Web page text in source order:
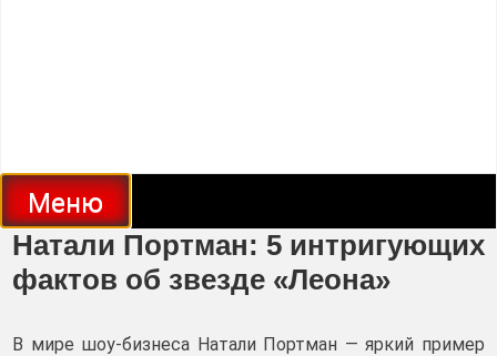
Меню
Натали Портман: 5 интригующих
фактов об звезде «Леона»
В мире шоу-бизнеса Натали Портман — яркий пример